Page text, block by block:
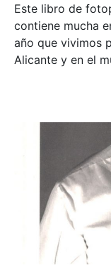
Este libro de
contiene mucha
año que vivimos
Alicante y en el